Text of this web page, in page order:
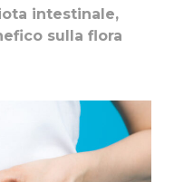
intestinale,
sulla flora